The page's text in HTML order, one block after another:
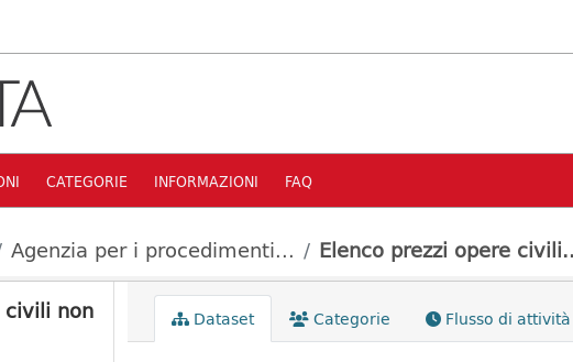
CATEGORIE INFORMAZIONI FAQ
Agenzia per i procedimenti... Elenco prezzi opere
civili non
Dataset Categorie Flusso di attività